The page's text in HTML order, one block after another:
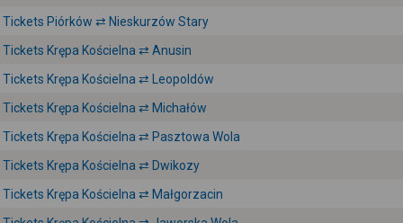
Tickets Piórków ⇄ Nieskurzów Stary
Tickets Krępa Kościelna ⇄ Anusin
Tickets Krępa Kościelna ⇄ Leopoldów
Tickets Krępa Kościelna ⇄ Michałów
Tickets Krępa Kościelna ⇄ Pasztowa Wola
Tickets Krępa Kościelna ⇄ Dwikozy
Tickets Krępa Kościelna ⇄ Małgorzacin